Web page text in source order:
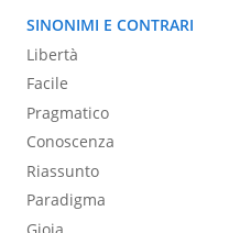
SINONIMI E CONTRARI
Libertà
Facile
Pragmatico
Conoscenza
Riassunto
Paradigma